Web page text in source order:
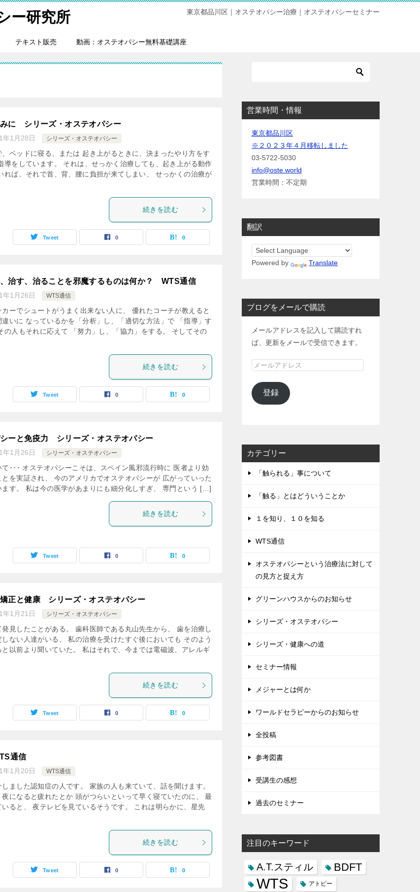
ー研究所 東京都品川区｜オステオパシー治療｜オステオパシーセミナー
テキスト販売 動画：オステオパシー無料基礎講座
に シリーズ・オステオパシー
年1月28日 シリーズ・オステオパシー
ベッドに寝る、または 起き上がるときに、決まったやり方をす
導をしています。 それは、せっかく治療しても、起き上がる動作
れば、それで首、背、腰に負担が来てしまい、 せっかくの治療が
続きを読む
Tweet 0 0
治す、治ることを邪魔するものは何か？ WTS通信
年1月26日 WTS通信
ーでシュートがうまく出来ない人に、 優れたコーチが教えると
違いに なっているかを「分析」し、「適切な方法」で 「指導」す
の人もそれに応えて 「努力」し、「協力」をする。 そしてその
続きを読む
Tweet 0 0
ーと免疫力 シリーズ・オステオパシー
年1月26日 シリーズ・オステオパシー
･･･ オステオパシーこそは、スペイン風邪流行時に 医者より効
を実証され、 今のアメリカでオステオパシーが 広がっていった
ます。 私は今の医学があまりにも細分化しすぎ、 専門という […]
続きを読む
Tweet 0 0
正と健康 シリーズ・オステオパシー
年1月21日 シリーズ・オステオパシー
見したことがある。 歯科医師である丸山先生から、 歯を治療し
しない人達がいる、 私の治療を受けたすぐ後においても そのよう
と以前より聞いていた。 私はそれで、今までは電磁波、アレルギ
続きを読む
Tweet 0 0
通信
年1月20日 WTS通信
しました認知症の人です。 家族の人も来ていて、話を聞けます。
夜になると疲れたとか 頭がつらいといって早く寝ていたのに、 最
いると、 夜テレビを見ているそうです。 これは明らかに、星先
続きを読む
Tweet 0 0
営業時間・情報
東京都品川区
※２０２３年４月移転しました
03-5722-5030
info@oste.world
営業時間：不定期
翻訳
Powered by Translate
ブログをメールで購読
メールアドレスを記入して購読すれ
ば、更新をメールで受信できます。
メ
ル
ア
登録
カテゴリー
「触られる」事について
「触る」とはどういうことか
１を知り、１０を知る
WTS通信
オステオパシーという治療法に対して
の見方と捉え方
グリーンハウスからのお知らせ
シリーズ・オステオパシー
シリーズ・健康への道
セミナー情報
メジャーとは何か
ワールドセラピーからのお知らせ
全投稿
参考図書
受講生の感想
過去のセミナー
注目のキーワード
A.T.スティル BDFT
WTS アトピー